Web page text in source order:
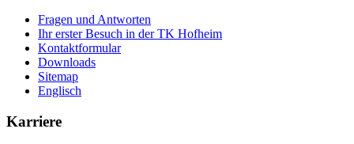
Fragen und Antworten
Ihr erster Besuch in der TK Hofheim
Kontaktformular
Downloads
Sitemap
Englisch
Karriere